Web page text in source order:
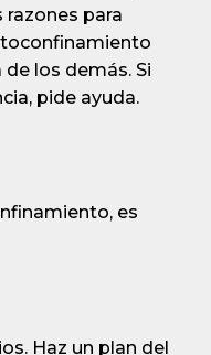
razones para
los demás. Si
pide ayuda.
es
Haz un plan del